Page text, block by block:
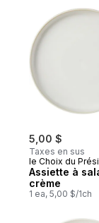
5,00 $
Taxes en sus
le Choix du
Assiette à
crème
1 ea, 5,00 $/1ch